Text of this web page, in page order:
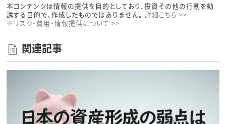
本コンテンツは情報の提供を目的としており、投資その他の行動を勧
誘する目的で、作成したものではありません。 詳細こちら >>
※リスク・費用・情報提供について >>
関連記事